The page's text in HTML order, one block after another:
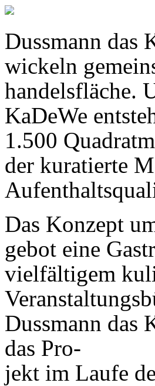
Dussmann das
wickeln
handelsfläche.
KaDeWe
1.500
der kuratierte
Das Konzept
gebot eine
vielfältigem
Dussmann das
das Pro-
jekt im Laufe